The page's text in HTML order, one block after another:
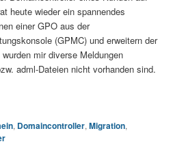
heute wieder ein spannendes
einer GPO aus der
(GPMC) und erweitern der
mir diverse Meldungen
adml-Dateien nicht vorhanden sind.
, Domaincontroller,Migration,